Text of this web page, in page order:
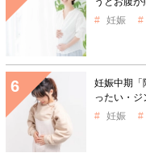
妊娠
妊娠中期「
ったい・ジ
妊娠